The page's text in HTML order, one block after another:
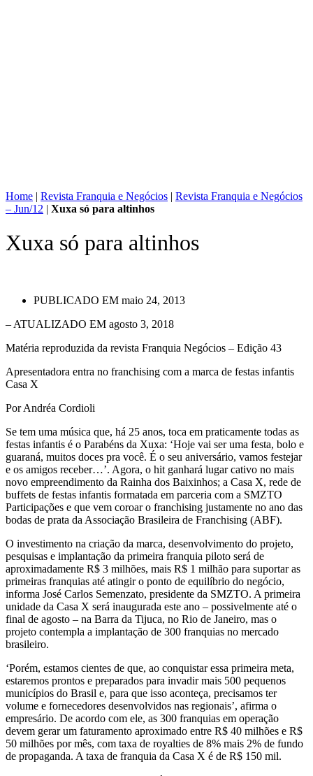
Home | Revista Franquia e Negócios | Revista Franquia e Negócios
– Jun/12 | Xuxa só para altinhos
Xuxa só para altinhos
PUBLICADO EM maio 24, 2013
– ATUALIZADO EM agosto 3, 2018
Matéria reproduzida da revista Franquia Negócios – Edição 43
Apresentadora entra no franchising com a marca de festas infantis
Casa X
Por Andréa Cordioli
Se tem uma música que, há 25 anos, toca em praticamente todas as
festas infantis é o Parabéns da Xuxa: ‘Hoje vai ser uma festa, bolo e
guaraná, muitos doces pra você. É o seu aniversário, vamos festejar
e os amigos receber…’. Agora, o hit ganhará lugar cativo no mais
novo empreendimento da Rainha dos Baixinhos; a Casa X, rede de
buffets de festas infantis formatada em parceria com a SMZTO
Participações e que vem coroar o franchising justamente no ano das
bodas de prata da Associação Brasileira de Franchising (ABF).
O investimento na criação da marca, desenvolvimento do projeto,
pesquisas e implantação da primeira franquia piloto será de
aproximadamente R$ 3 milhões, mais R$ 1 milhão para suportar as
primeiras franquias até atingir o ponto de equilíbrio do negócio,
informa José Carlos Semenzato, presidente da SMZTO. A primeira
unidade da Casa X será inaugurada este ano – possivelmente até o
final de agosto – na Barra da Tijuca, no Rio de Janeiro, mas o
projeto contempla a implantação de 300 franquias no mercado
brasileiro.
‘Porém, estamos cientes de que, ao conquistar essa primeira meta,
estaremos prontos e preparados para invadir mais 500 pequenos
municípios do Brasil e, para que isso aconteça, precisamos ter
volume e fornecedores desenvolvidos nas regionais’, afirma o
empresário. De acordo com ele, as 300 franquias em operação
devem gerar um faturamento aproximado entre R$ 40 milhões e R$
50 milhões por mês, com taxa de royalties de 8% mais 2% de fundo
de propaganda. A taxa de franquia da Casa X é de R$ 150 mil.